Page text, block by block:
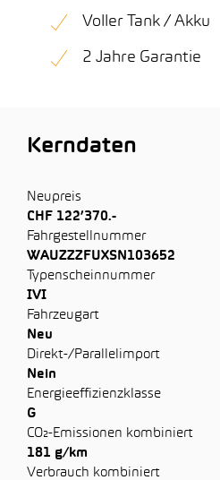
Voller Tank / Akku
2 Jahre Garantie
Kerndaten
Neupreis
CHF 122’370.-
Fahrgestellnummer
WAUZZZFUXSN103652
Typenscheinnummer
IVI
Fahrzeugart
Neu
Direkt-/Parallelimport
Nein
Energieeffizienzklasse
G
CO₂-Emissionen kombiniert
181 g/km
Verbrauch kombiniert